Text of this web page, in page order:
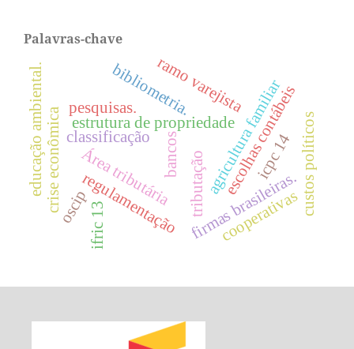
Palavras-chave
classificação
Área tributária tributação
estrutura de propriedade
firmas brasileiras.
agricultura familiar
bibliometria.
bancos
crise econômica regulamentação
pesquisas.
oscip
ramo varejista
educação ambiental. custos políticos
ifric 13
escolhas contábeis
icpc 14
cooperativas